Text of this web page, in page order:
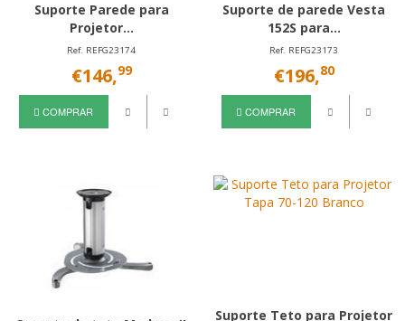
Suporte Parede para
Projetor...
Ref. REFG23174
€146,99
COMPRAR
Suporte de parede Vesta
152S para...
Ref. REFG23173
€196,80
COMPRAR
Suporte Teto para Projetor